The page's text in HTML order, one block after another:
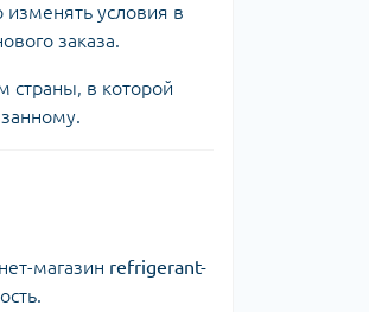
условия в
заказа.
страны, в которой
магазин refrigerant-